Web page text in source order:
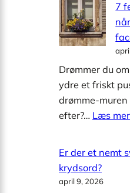
7
Drømmer du
ydre et friskt
drømme-
efter?… Læs
Er der et nemt
krydsord?
april 9, 2026